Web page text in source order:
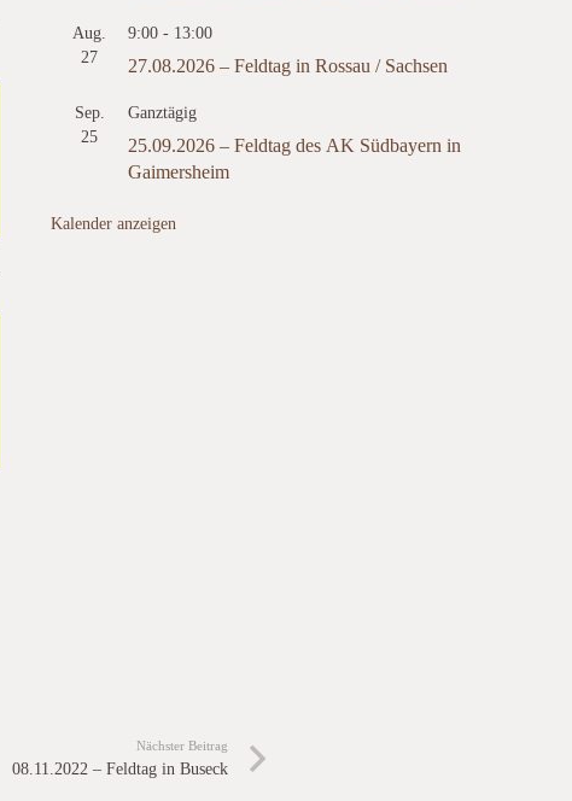
Aug.
27
9:00 - 13:00
27.08.2026 – Feldtag in Rossau / Sachsen
Sep.
25
Ganztägig
25.09.2026 – Feldtag des AK Südbayern in
Gaimersheim
Kalender anzeigen
Nächster Beitrag
08.11.2022 – Feldtag in Buseck